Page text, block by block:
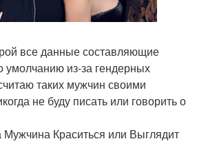
все данные составляющие
умолчанию из-за гендерных
таких мужчин своими
не буду писать или говорить о
Мужчина Краситься или Выглядит